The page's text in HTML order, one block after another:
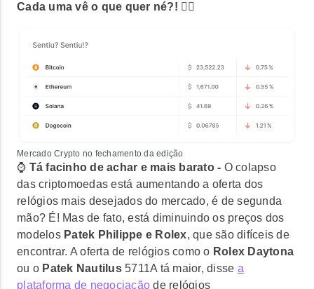
Cada uma vê o que quer né?! 🤷‍♂️
Mercado Crypto no fechamento da edição
⌚ Tá facinho de achar e mais barato - O colapso
das criptomoedas está aumentando a oferta dos
relógios mais desejados do mercado, é de segunda
mão? É! Mas de fato, está diminuindo os preços dos
modelos Patek Philippe e Rolex, que são difíceis de
encontrar. A oferta de relógios como o Rolex Daytona
ou o Patek Nautilus5711A tá maior, disse a
plataforma de negociação de relógios